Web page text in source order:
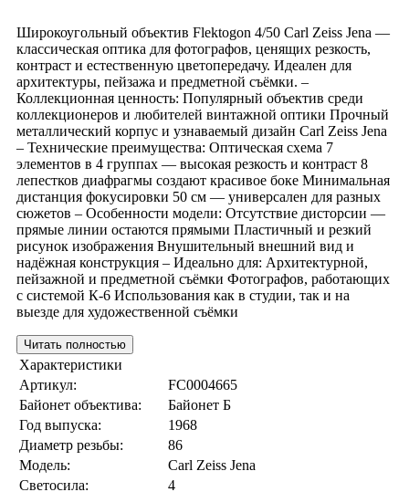
Широкоугольный объектив Flektogon 4/50 Carl Zeiss Jena —
классическая оптика для фотографов, ценящих резкость,
контраст и естественную цветопередачу. Идеален для
архитектуры, пейзажа и предметной съёмки. –
Коллекционная ценность: Популярный объектив среди
коллекционеров и любителей винтажной оптики Прочный
металлический корпус и узнаваемый дизайн Carl Zeiss Jena
– Технические преимущества: Оптическая схема 7
элементов в 4 группах — высокая резкость и контраст 8
лепестков диафрагмы создают красивое боке Минимальная
дистанция фокусировки 50 см — универсален для разных
сюжетов – Особенности модели: Отсутствие дисторсии —
прямые линии остаются прямыми Пластичный и резкий
рисунок изображения Внушительный внешний вид и
надёжная конструкция – Идеально для: Архитектурной,
пейзажной и предметной съёмки Фотографов, работающих
с системой К-6 Использования как в студии, так и на
выезде для художественной съёмки
Читать полностью
Характеристики
Артикул:
FC0004665
Байонет объектива:
Байонет Б
Год выпуска:
1968
Диаметр резьбы:
86
Модель:
Carl Zeiss Jena
Светосила:
4